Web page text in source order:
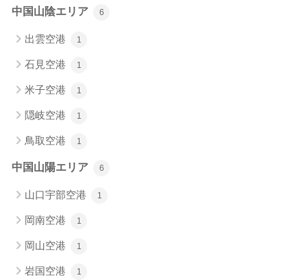
中国山陰エリア 6
出雲空港 1
石見空港 1
米子空港 1
隠岐空港 1
鳥取空港 1
中国山陽エリア 6
山口宇部空港 1
岡南空港 1
岡山空港 1
岩国空港 1